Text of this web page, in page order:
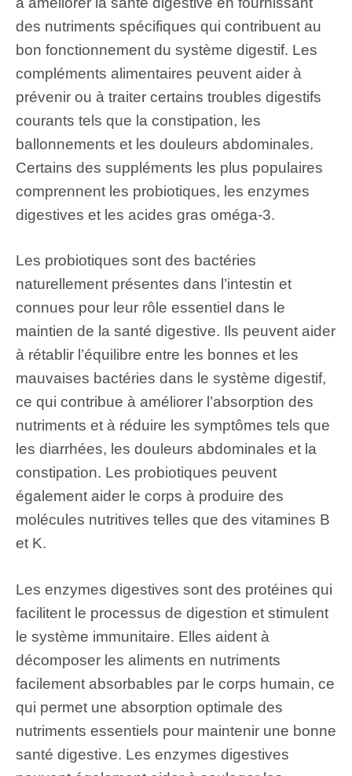
des nutriments spécifiques qui contribuent au
bon fonctionnement du système digestif. Les
compléments alimentaires peuvent aider à
prévenir ou à traiter certains troubles digestifs
courants tels que la constipation, les
ballonnements et les douleurs abdominales.
Certains des suppléments les plus populaires
comprennent les probiotiques, les enzymes
digestives et les acides gras oméga-3.
Les probiotiques sont des bactéries
naturellement présentes dans l’intestin et
connues pour leur rôle essentiel dans le
maintien de la santé digestive. Ils peuvent aider
à rétablir l’équilibre entre les bonnes et les
mauvaises bactéries dans le système digestif,
ce qui contribue à améliorer l’absorption des
nutriments et à réduire les symptômes tels que
les diarrhées, les douleurs abdominales et la
constipation. Les probiotiques peuvent
également aider le corps à produire des
molécules nutritives telles que des vitamines B
et K.
Les enzymes digestives sont des protéines qui
facilitent le processus de digestion et stimulent
le système immunitaire. Elles aident à
décomposer les aliments en nutriments
facilement absorbables par le corps humain, ce
qui permet une absorption optimale des
nutriments essentiels pour maintenir une bonne
santé digestive. Les enzymes digestives